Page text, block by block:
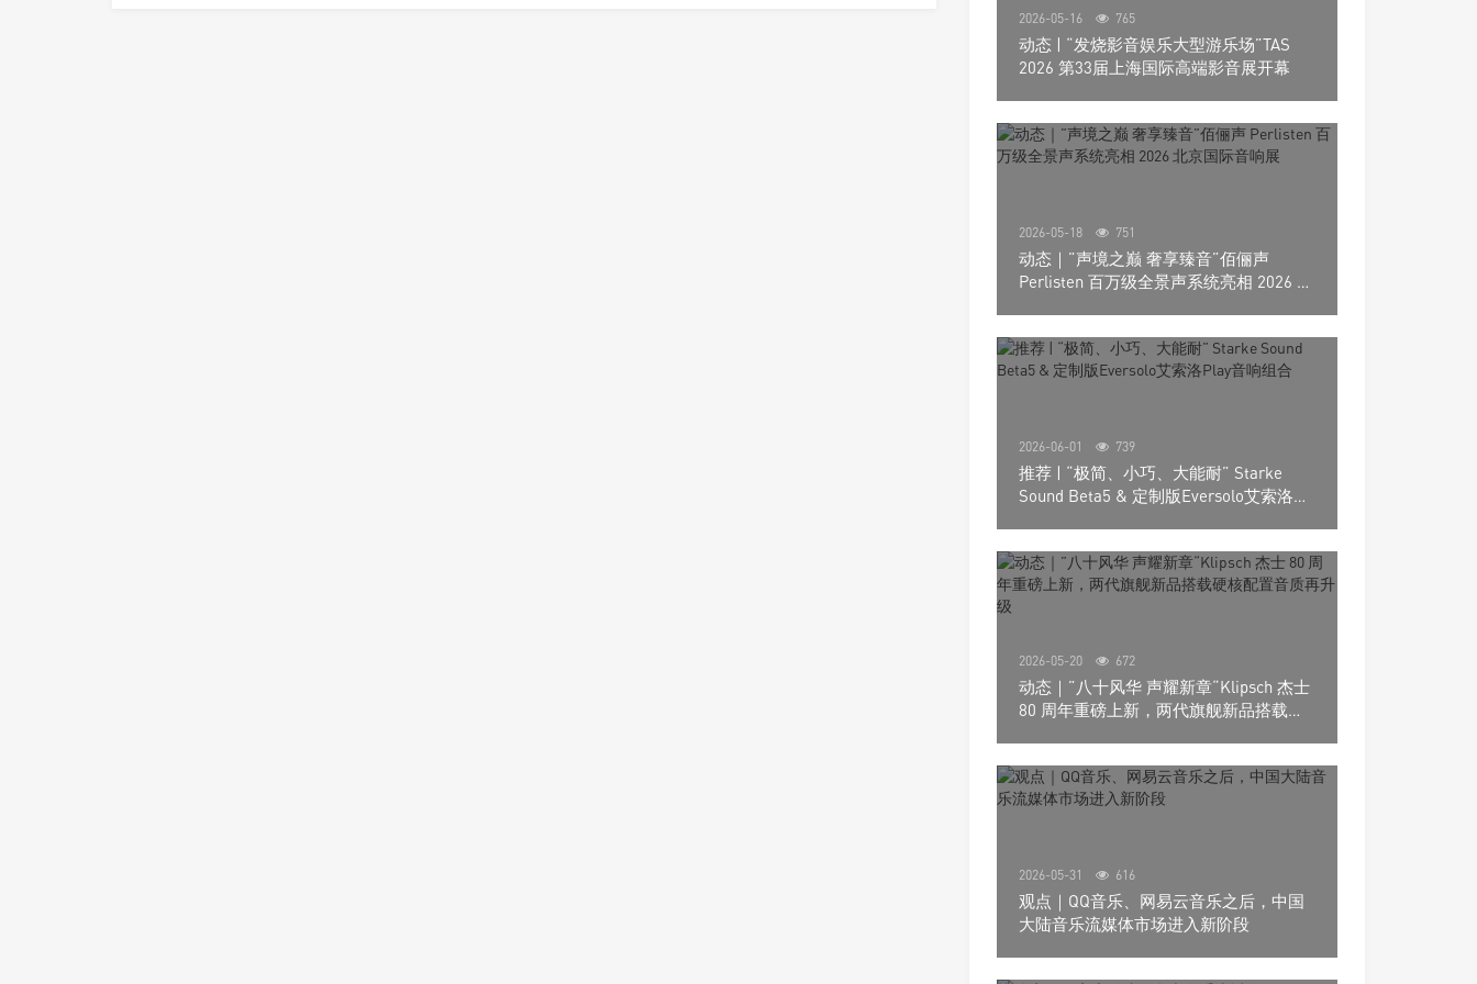
2026-05-16 765
动态 | “发烧影音娱乐大型游乐场”TAS
2026 第33届上海国际高端影音展开幕
2026-05-18 751
动态｜”声境之巅 奢享臻音”佰俪声
Perlisten 百万级全景声系统亮相 2026 北
2026-06-01 739
推荐 | “极简、小巧、大能耐” Starke
Sound Beta5 & 定制版Eversolo艾索洛
2026-05-20 672
动态｜”八十风华 声耀新章“Klipsch 杰士
80 周年重磅上新，两代旗舰新品搭载硬
2026-05-31 616
观点｜QQ音乐、网易云音乐之后，中国
大陆音乐流媒体市场进入新阶段